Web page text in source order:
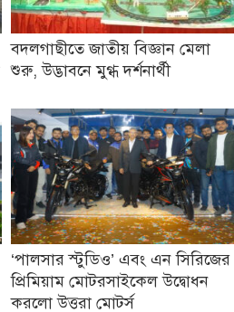
বদলগাছীতে জাতীয় বিজ্ঞান মেলা
শুরু, উদ্ভাবনে মুগ্ধ দর্শনার্থী
‘পালসার স্টুডিও’ এবং এন সিরিজের
প্রিমিয়াম মোটরসাইকেল উদ্বোধন
করলো উত্তরা মোটর্স